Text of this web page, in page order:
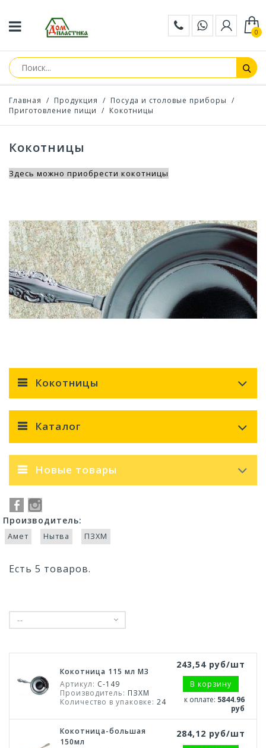
0
Главная / Продукция / Посуда и столовые приборы /
Приготовление пищи / Кокотницы
Кокотницы
Здесь можно приобрести кокотницы
Кокотницы
Каталог
Новые товары
Производитель:
Амет Нытва ПЗХМ
Есть 5 товаров.
--
Кокотница 115 мл М3
Артикул: С-149
Производитель: ПЗХМ
Количество в упаковке: 24
243,54 руб/шт
В корзину
к оплате: 5844.96
руб
Кокотница-большая
150мл
284,12 руб/шт